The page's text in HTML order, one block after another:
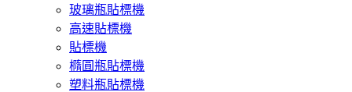
玻璃瓶貼標機
高速貼標機
貼標機
橢圓瓶貼標機
塑料瓶貼標機